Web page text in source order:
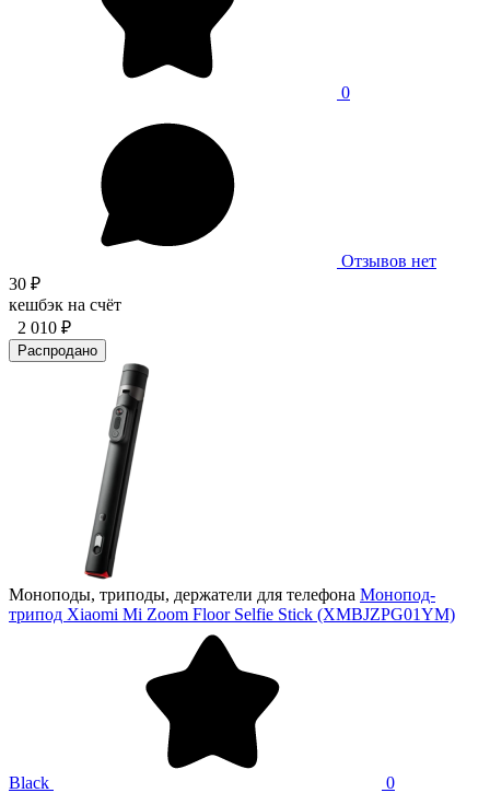
0
Отзывов нет
30 ₽
кешбэк на счёт
2 010 ₽
Распродано
Моноподы, триподы, держатели для телефона Монопод-
трипод Xiaomi Mi Zoom Floor Selfie Stick (XMBJZPG01YM)
Black 0